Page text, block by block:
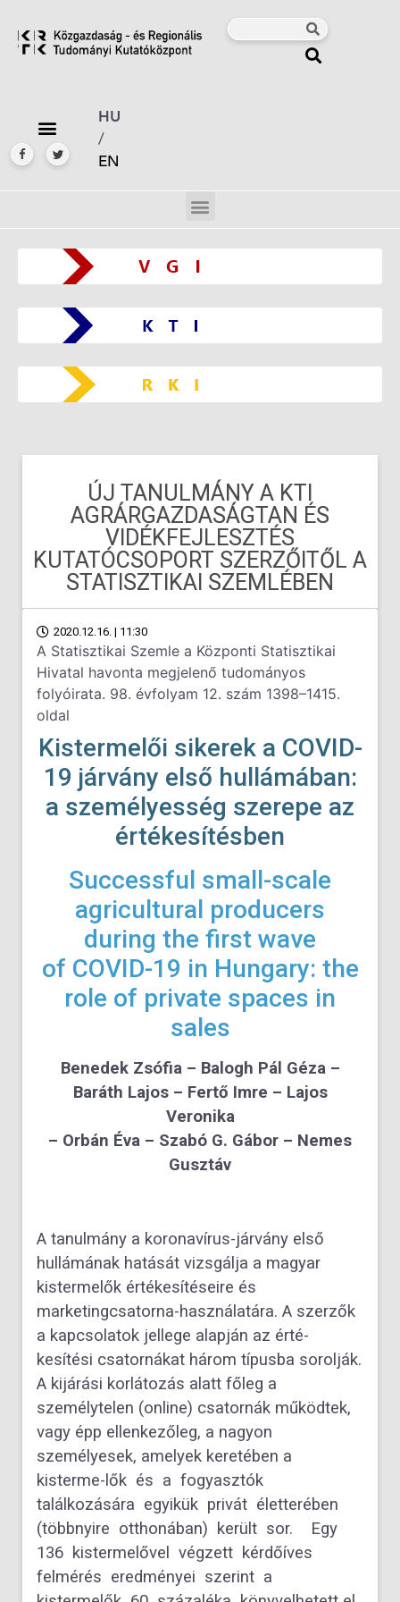
HU
/
EN
ÚJ TANULMÁNY A KTI
AGRÁRGAZDASÁGTAN ÉS
VIDÉKFEJLESZTÉS
KUTATÓCSOPORT SZERZŐITŐL A
STATISZTIKAI SZEMLÉBEN
2020.12.16. | 11:30
A Statisztikai Szemle a Központi Statisztikai
Hivatal havonta megjelenő tudományos
folyóirata. 98. évfolyam 12. szám 1398–1415.
oldal
Kistermelői sikerek a COVID-
19 járvány első hullámában:
a személyesség szerepe az
értékesítésben
Successful small-scale
agricultural producers
during the first wave
of COVID-19 in Hungary: the
role of private spaces in
sales
Benedek Zsófia – Balogh Pál Géza –
Baráth Lajos – Fertő Imre – Lajos
Veronika
– Orbán Éva – Szabó G. Gábor – Nemes
Gusztáv
A tanulmány a koronavírus-járvány első
hullámának hatását vizsgálja a magyar
kistermelők értékesítéseire és
marketingcsatorna-használatára. A szerzők
a kapcsolatok jellege alapján az érté-
kesítési csatornákat három típusba sorolják.
A kijárási korlátozás alatt főleg a
személytelen (online) csatornák működtek,
vagy épp ellenkezőleg, a nagyon
személyesek, amelyek keretében a
kisterme-lők és a fogyasztók
találkozására egyikük privát életterében
(többnyire otthonában) került sor. Egy
136 kistermelővel végzett kérdőíves
felmérés eredményei szerint a